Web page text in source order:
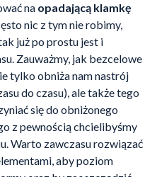
na opadającą klamkę
nic z tym nie robimy,
już po prostu jest i
Zauważmy, jak bezcelowe
tylko obniża nam nastrój
do czasu), ale także tego
się do obniżonego
z pewnością chcielibyśmy
Warto zawczasu rozwiązać
aby poziom